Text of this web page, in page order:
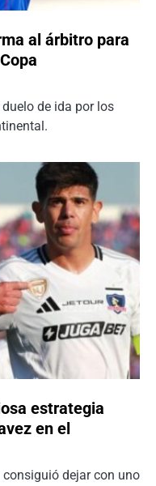
al árbitro para
de ida por los
estrategia
en el
dejar con uno